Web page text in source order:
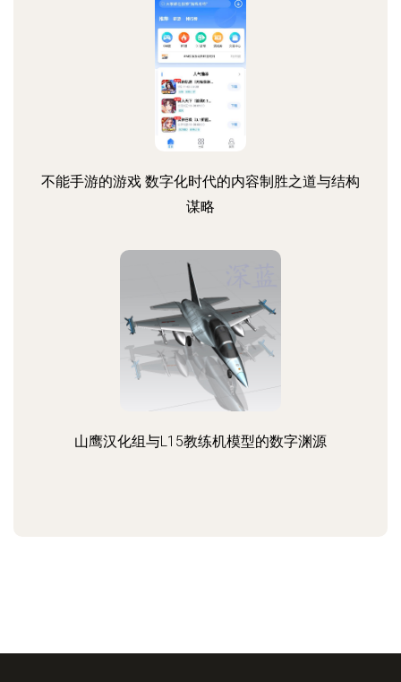
不能手游的游戏 数字化时代的内容制胜之道与结构
谋略
山鹰汉化组与L15教练机模型的数字渊源